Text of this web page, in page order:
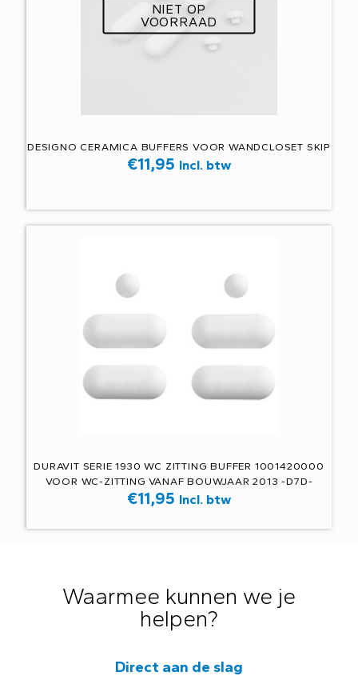
NIET OP
VOORRAAD
DESIGNO CERAMICA BUFFERS VOOR WANDCLOSET SKIP
€11,95 Incl. btw
DURAVIT SERIE 1930 WC ZITTING BUFFER 1001420000
VOOR WC-ZITTING VANAF BOUWJAAR 2013 -D7D-
€11,95 Incl. btw
Waarmee kunnen we je
helpen?
Direct aan de slag